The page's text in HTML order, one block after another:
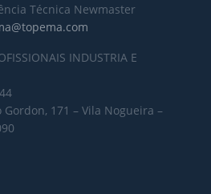
Técnica Newmaster
INDUSTRIA E
Gordon, 171 – Vila Nogueira –